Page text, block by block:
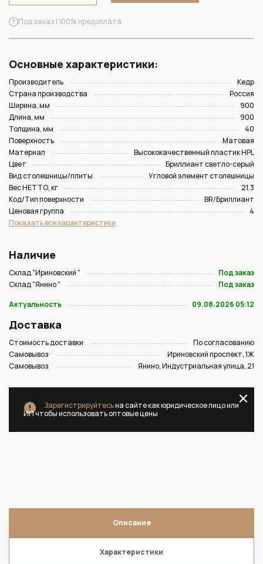
Под заказ | 100% предоплата
Основные характеристики:
Производитель
Кедр
Страна производства
Россия
Ширина, мм
900
Длина, мм
900
Толщина, мм
40
Поверхность
Матовая
Материал
Высококачественный пластик HPL
Цвет
Бриллиант светло-серый
Вид столешницы/плиты
Угловой элемент столешницы
Вес НЕТТО, кг
21.3
Код/Тип поверхности
BR/Бриллиант
Ценовая группа
4
Показать все характеристики
Наличие
Склад "Ириновский "
Под заказ
Склад "Янино "
Под заказ
Актуальность
09.08.2026 05:12
Доставка
Стоимость доставки
По согласованию
Самовывоз
Ириновский проспект, 1Ж
Самовывоз
Янино, Индустриальная улица, 21
Зарегистрируйтесьна сайте как юридическое лицо или
ИП чтобы использовать оптовые цены
Описание
Характеристики